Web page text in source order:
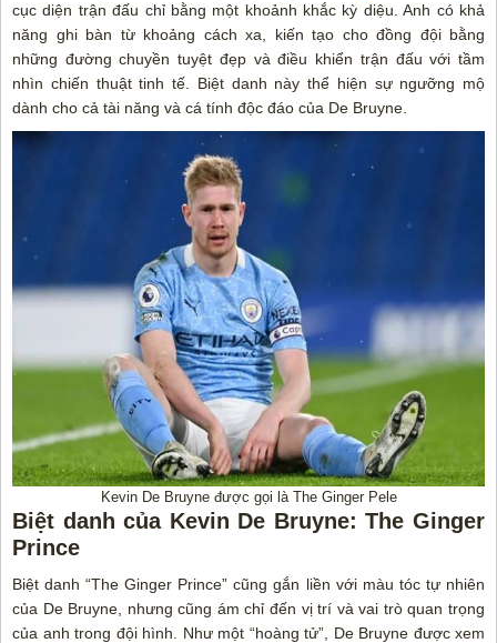
cục diện trận đấu chỉ bằng một khoảnh khắc kỳ diệu. Anh có khả
năng ghi bàn từ khoảng cách xa, kiến tạo cho đồng đội bằng
những đường chuyền tuyệt đẹp và điều khiển trận đấu với tầm
nhìn chiến thuật tinh tế. Biệt danh này thể hiện sự ngưỡng mộ
dành cho cả tài năng và cá tính độc đáo của De Bruyne.
Kevin De Bruyne được gọi là The Ginger Pele
Biệt danh của Kevin De Bruyne: The Ginger
Prince
Biệt danh “The Ginger Prince” cũng gắn liền với màu tóc tự nhiên
của De Bruyne, nhưng cũng ám chỉ đến vị trí và vai trò quan trọng
của anh trong đội hình. Như một “hoàng tử”, De Bruyne được xem